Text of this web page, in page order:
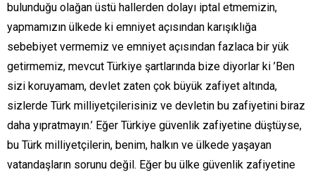
bulunduğu olağan üstü hallerden dolayı iptal etmemizin,
yapmamızın ülkede ki emniyet açısından karışıklığa
sebebiyet vermemiz ve emniyet açısından fazlaca bir yük
getirmemiz, mevcut Türkiye şartlarında bize diyorlar ki ’Ben
sizi koruyamam, devlet zaten çok büyük zafiyet altında,
sizlerde Türk milliyetçilerisiniz ve devletin bu zafiyetini biraz
daha yıpratmayın.’ Eğer Türkiye güvenlik zafiyetine düştüyse,
bu Türk milliyetçilerin, benim, halkın ve ülkede yaşayan
vatandaşların sorunu değil. Eğer bu ülke güvenlik zafiyetine